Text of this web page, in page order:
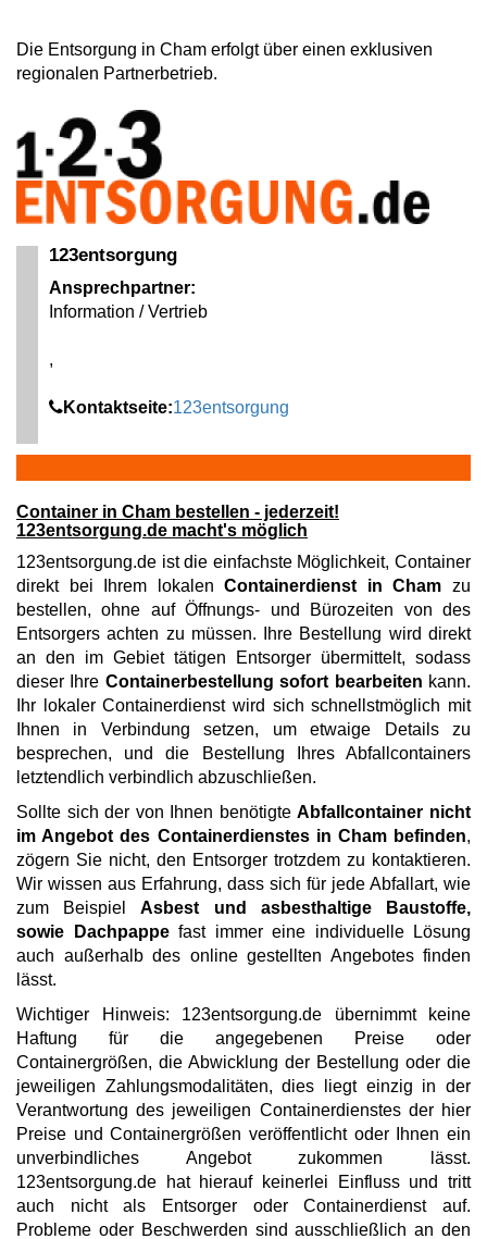
Die Entsorgung in Cham erfolgt über einen exklusiven
regionalen Partnerbetrieb.
123entsorgung
Ansprechpartner:
Information / Vertrieb
,
Kontaktseite:123entsorgung
Container in Cham bestellen - jederzeit!
123entsorgung.de macht's möglich
123entsorgung.de ist die einfachste Möglichkeit, Container
direkt bei Ihrem lokalenContainerdienst in Cham zu
bestellen, ohne auf Öffnungs- und Bürozeiten von des
Entsorgers achten zu müssen. Ihre Bestellung wird direkt
an den im Gebiet tätigen Entsorger übermittelt, sodass
dieser Ihre Containerbestellung sofort bearbeiten kann.
Ihr lokaler Containerdienst wird sich schnellstmöglich mit
Ihnen in Verbindung setzen, um etwaige Details zu
besprechen, und die Bestellung Ihres Abfallcontainers
letztendlich verbindlich abzuschließen.
Sollte sich der von Ihnen benötigteAbfallcontainer nicht
im Angebot des Containerdienstes in Cham befinden,
zögern Sie nicht, den Entsorger trotzdem zu kontaktieren.
Wir wissen aus Erfahrung, dass sich für jede Abfallart, wie
zum BeispielAsbest und asbesthaltige Baustoffe,
sowie Dachpappefast immer eine individuelle Lösung
auch außerhalb des online gestellten Angebotes finden
lässt.
Wichtiger Hinweis: 123entsorgung.de übernimmt keine
Haftung für die angegebenen Preise oder
Containergrößen, die Abwicklung der Bestellung oder die
jeweiligen Zahlungsmodalitäten, dies liegt einzig in der
Verantwortung des jeweiligen Containerdienstes der hier
Preise und Containergrößen veröffentlicht oder Ihnen ein
unverbindliches Angebot zukommen lässt.
123entsorgung.de hat hierauf keinerlei Einfluss und tritt
auch nicht als Entsorger oder Containerdienst auf.
Probleme oder Beschwerden sind ausschließlich an den